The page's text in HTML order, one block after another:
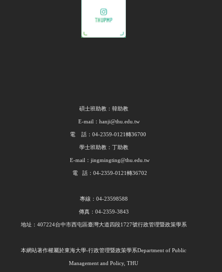
碩士班助教：韓助教
E-mail：hanji@thu.edu.tw
電 話：04-2359-0121轉36700
學士班助教：丁助教
E-mail：jingmingting@thu.edu.tw
電 話：04-2359-0121轉36702
專線：04-23598588
傳真：04-2359-3843
地址：407224台中市西屯區臺灣大道四段1727號行政管理暨政策學系
本網站著作權屬於東海大學-行政管理暨政策學系Department of Public
Management and Policy, THU